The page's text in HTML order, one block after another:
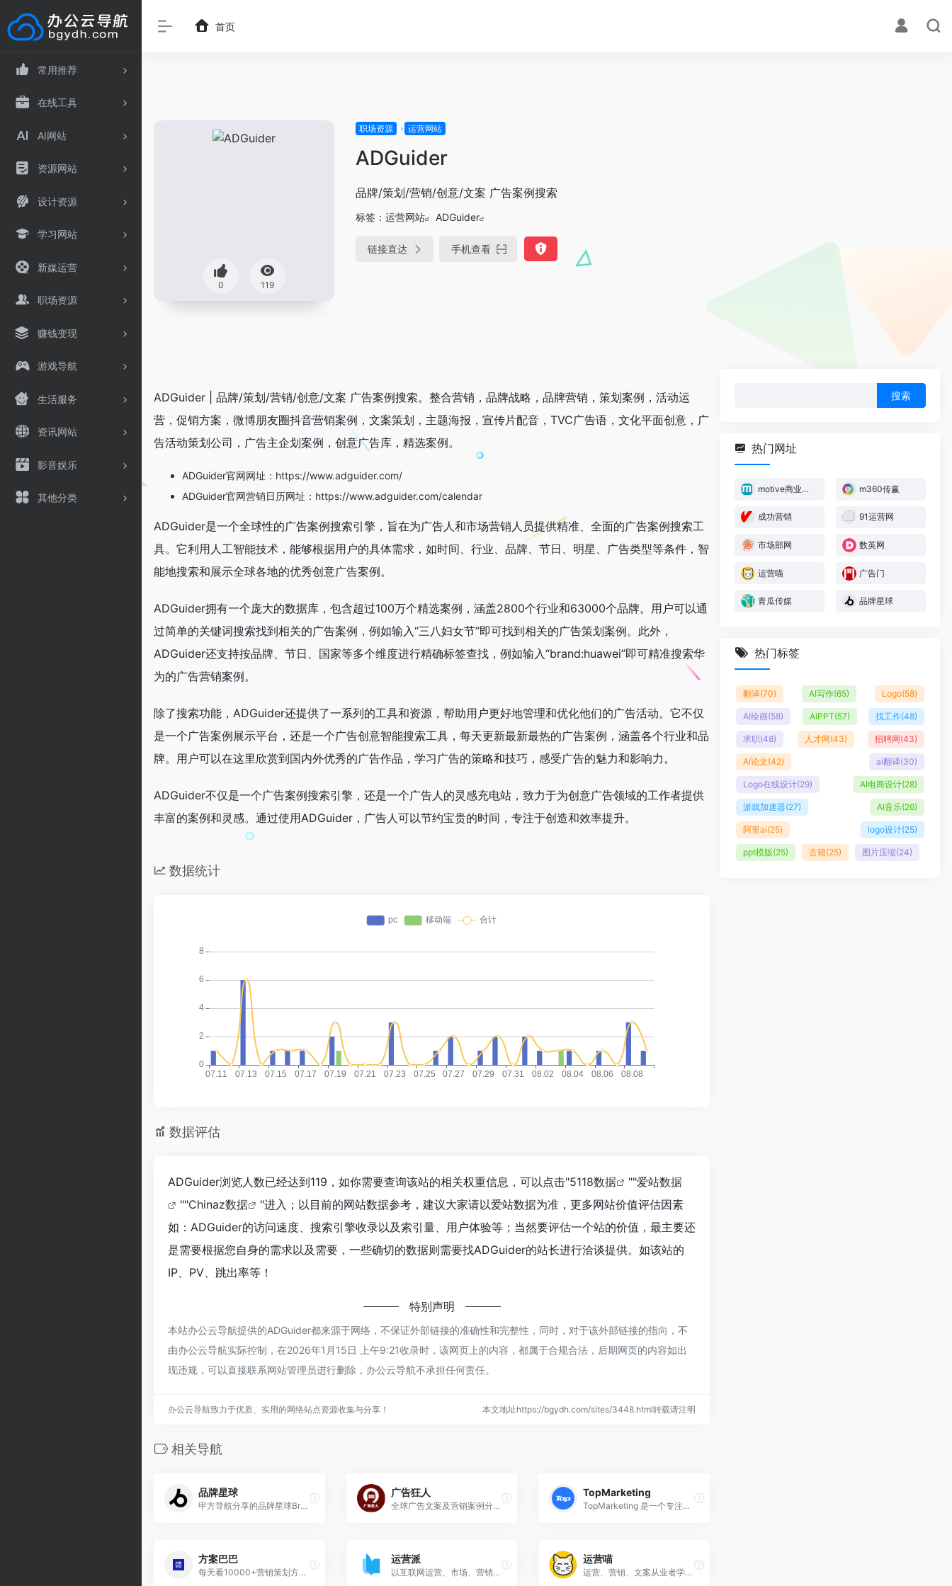
常用推荐
在线工具
AI网站
资源网站
设计资源
学习网站
新媒运营
职场资源
赚钱变现
游戏导航
生活服务
资讯网站
影音娱乐
其他分类
首页
0 119
职场资源 运营网站
ADGuider
品牌/策划/营销/创意/文案 广告案例搜索
标签： 运营网站 ADGuider
链接直达 手机查看
ADGuider | 品牌/策划/营销/创意/文案 广告案例搜索。整合营销，品牌战略，品牌营销，策划案例，活动运
营，促销方案，微博朋友圈抖音营销案例，文案策划，主题海报，宣传片配音，TVC广告语，文化平面创意，广
告活动策划公司，广告主企划案例，创意广告库，精选案例。
ADGuider官网网址：https://www.adguider.com/
ADGuider官网营销日历网址：https://www.adguider.com/calendar
ADGuider是一个全球性的广告案例搜索引擎，旨在为广告人和市场营销人员提供精准、全面的广告案例搜索工
具。它利用人工智能技术，能够根据用户的具体需求，如时间、行业、品牌、节日、明星、广告类型等条件，智
能地搜索和展示全球各地的优秀创意广告案例。
ADGuider拥有一个庞大的数据库，包含超过100万个精选案例，涵盖2800个行业和63000个品牌。用户可以通
过简单的关键词搜索找到相关的广告案例，例如输入“三八妇女节”即可找到相关的广告策划案例。此外，
ADGuider还支持按品牌、节日、国家等多个维度进行精确标签查找，例如输入“brand:huawei”即可精准搜索华
为的广告营销案例。
除了搜索功能，ADGuider还提供了一系列的工具和资源，帮助用户更好地管理和优化他们的广告活动。它不仅
是一个广告案例展示平台，还是一个广告创意智能搜索工具，每天更新最新最热的广告案例，涵盖各个行业和品
牌。用户可以在这里欣赏到国内外优秀的广告作品，学习广告的策略和技巧，感受广告的魅力和影响力。
ADGuider不仅是一个广告案例搜索引擎，还是一个广告人的灵感充电站，致力于为创意广告领域的工作者提供
丰富的案例和灵感。通过使用ADGuider，广告人可以节约宝贵的时间，专注于创造和效率提升。
数据统计
数据评估
ADGuider浏览人数已经达到119，如你需要查询该站的相关权重信息，可以点击"5118数据 ""爱站数据
""Chinaz数据
"进入；以目前的网站数据参考，建议大家请以爱站数据为准，更多网站价值评估因素
如：ADGuider的访问速度、搜索引擎收录以及索引量、用户体验等；当然要评估一个站的价值，最主要还
是需要根据您自身的需求以及需要，一些确切的数据则需要找ADGuider的站长进行洽谈提供。如该站的
IP、PV、跳出率等！
特别声明
本站办公云导航提供的ADGuider都来源于网络，不保证外部链接的准确性和完整性，同时，对于该外部链接的指向，不
由办公云导航实际控制，在2026年1月15日 上午9:21收录时，该网页上的内容，都属于合规合法，后期网页的内容如出
现违规，可以直接联系网站管理员进行删除，办公云导航不承担任何责任。
办公云导航致力于优质、实用的网络站点资源收集与分享！ 本文地址https://bgydh.com/sites/3448.html转载请注明
相关导航
品牌星球
甲方导航分享的品牌星球BrandStar是关注品牌创新、新消费与 DTC 品牌的数字媒体，内容涵盖前沿资讯、深度报道、营销案例、创意设计及趋势洞察等。
广告狂人
全球广告文案及营销案例分享平台
TopMarketing
TopMarketing 是一个专注于新锐商业与营销价值交流的平台，旨在为营销决策人员提供新锐信息参考，并打造互动交流平台。
方案巴巴
每天看10000+营销策划方案，持续收录全网最新的方案，涉及30行业，500+公司。加入社群，快速积累行业资源。小红书强力种草~国内知名品牌负责人、策划人都在用
运营派
以互联网运营、市场、营销、文案为核心的学习交流分享平台
运营喵
运营、营销、文案从业者学习平台
热门网址
motive商业洞察 m360传赢
成功营销 91运营网
市场部网 数英网
运营喵 广告门
青瓜传媒 品牌星球
热门标签
翻译(70) AI写作(65) Logo(58)
AI绘画(58) AiPPT(57) 找工作(48)
求职(48) 人才网(43) 招聘网(43)
AI论文(42) ai翻译(30)
Logo在线设计(29) AI电商设计(28)
游戏加速器(27) AI音乐(26)
阿里ai(25) logo设计(25)
ppt模版(25) 古籍(25) 图片压缩(24)